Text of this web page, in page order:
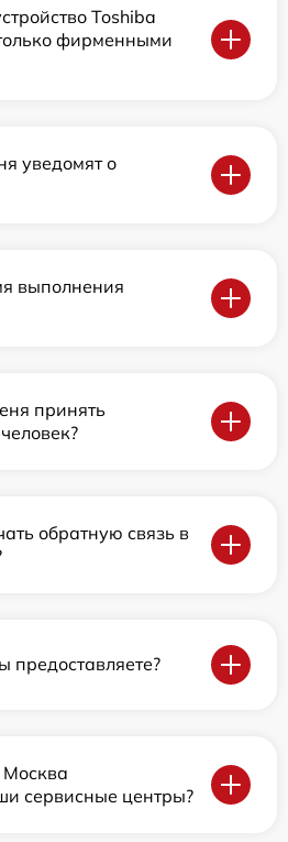
Toshiba
фирменными
уведомят о
выполнения
принять
обратную связь в
сервисные центры?